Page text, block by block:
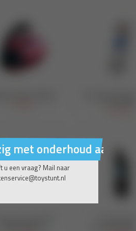
met onderhoud aan
u een vraag? Mail naar